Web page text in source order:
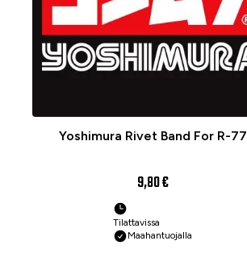
Yoshimura Rivet Band For R-77
9,80 €
Tilattavissa
Maahantuojalla